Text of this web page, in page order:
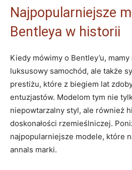
Najpopularniejsze
Bentleya w historii
Kiedy mówimy o Bentley’u,
luksusowy ⁣samochód, ale​ także
prestiżu, które z biegiem⁢ lat
⁤entuzjastów. Modelom‌ tym nie
niepowtarzalny ⁢styl, ale również
doskonałości ‍rzemieślniczej.
najpopularniejsze modele,⁣ które
annals marki.